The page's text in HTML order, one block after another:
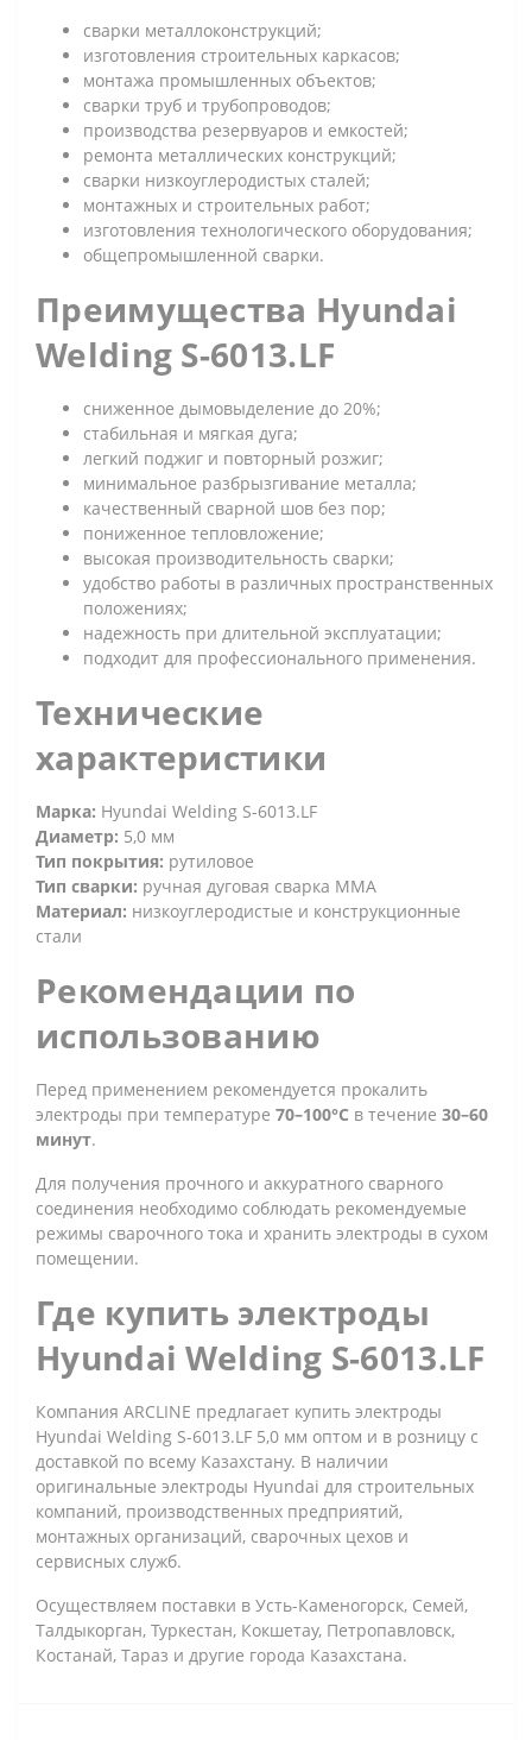
сварки металлоконструкций;
изготовления строительных каркасов;
монтажа промышленных объектов;
сварки труб и трубопроводов;
производства резервуаров и емкостей;
ремонта металлических конструкций;
сварки низкоуглеродистых сталей;
монтажных и строительных работ;
изготовления технологического оборудования;
общепромышленной сварки.
Преимущества Hyundai
Welding S-6013.LF
сниженное дымовыделение до 20%;
стабильная и мягкая дуга;
легкий поджиг и повторный розжиг;
минимальное разбрызгивание металла;
качественный сварной шов без пор;
пониженное тепловложение;
высокая производительность сварки;
удобство работы в различных пространственных
положениях;
надежность при длительной эксплуатации;
подходит для профессионального применения.
Технические
характеристики
Марка: Hyundai Welding S-6013.LF
Диаметр: 5,0 мм
Тип покрытия: рутиловое
Тип сварки: ручная дуговая сварка MMA
Материал: низкоуглеродистые и конструкционные
стали
Рекомендации по
использованию
Перед применением рекомендуется прокалить
электроды при температуре 70–100°C в течение 30–60
минут.
Для получения прочного и аккуратного сварного
соединения необходимо соблюдать рекомендуемые
режимы сварочного тока и хранить электроды в сухом
помещении.
Где купить электроды
Hyundai Welding S-6013.LF
Компания ARCLINE предлагает купить электроды
Hyundai Welding S-6013.LF 5,0 мм оптом и в розницу с
доставкой по всему Казахстану. В наличии
оригинальные электроды Hyundai для строительных
компаний, производственных предприятий,
монтажных организаций, сварочных цехов и
сервисных служб.
Осуществляем поставки в Усть-Каменогорск, Семей,
Талдыкорган, Туркестан, Кокшетау, Петропавловск,
Костанай, Тараз и другие города Казахстана.